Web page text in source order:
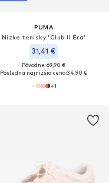
PUMA
Nízke tenisky 'Club II Era'
31,41 €
Pôvodne: 69,90 €
Posledná najnižšia cena:34,90 €
+1